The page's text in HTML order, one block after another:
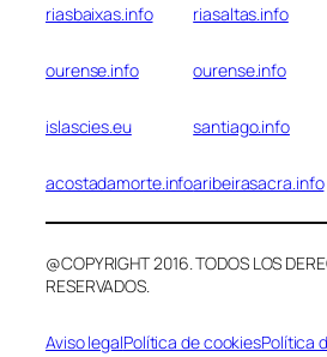
riasbaixas.info riasaltas.info
ourense.info ourense.info
islascies.eu santiago.info
acostadamorte.infoaribeirasacra.info
@COPYRIGHT 2016. TODOS LOS
RESERVADOS.
Aviso legalPolítica de cookiesPolítica